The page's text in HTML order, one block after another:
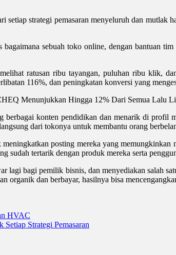
setiap strategi pemasaran menyeluruh dan
sebuah toko online, dengan bantuan
ratusan ribu tayangan, puluhan ribu klik,
116%, dan peningkatan konversi yang
Menunjukkan Hingga 12% Dari Semua Lalu
berbagai konten pendidikan dan menarik di profil
dari tokonya untuk membantu orang
posting mereka yang
sudah tertarik dengan produk mereka serta
lagi bagi pemilik bisnis, dan menyediakan salah
organik dan berbayar, hasilnya bisa
HVAC
Strategi Pemasaran